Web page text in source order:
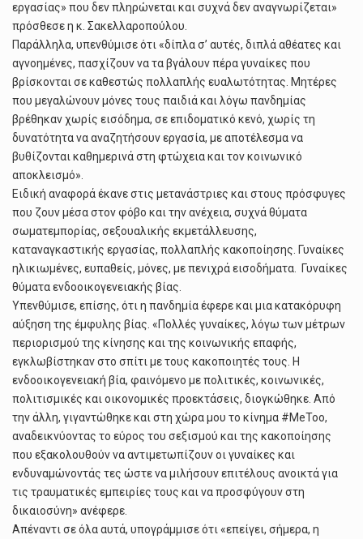
εργασίας» που δεν πληρώνεται και συχνά δεν αναγνωρίζεται»
πρόσθεσε η κ. Σακελλαροπούλου.
Παράλληλα, υπενθύμισε ότι «δίπλα σ’ αυτές, διπλά αθέατες και
αγνοημένες, πασχίζουν να τα βγάλουν πέρα γυναίκες που
βρίσκονται σε καθεστώς πολλαπλής ευαλωτότητας. Μητέρες
που μεγαλώνουν μόνες τους παιδιά και λόγω πανδημίας
βρέθηκαν χωρίς εισόδημα, σε επιδοματικό κενό, χωρίς τη
δυνατότητα να αναζητήσουν εργασία, με αποτέλεσμα να
βυθίζονται καθημερινά στη φτώχεια και τον κοινωνικό
αποκλεισμό».
Ειδική αναφορά έκανε στις μετανάστριες και στους πρόσφυγες
που ζουν μέσα στον φόβο και την ανέχεια, συχνά θύματα
σωματεμπορίας, σεξουαλικής εκμετάλλευσης,
καταναγκαστικής εργασίας, πολλαπλής κακοποίησης. Γυναίκες
ηλικιωμένες, ευπαθείς, μόνες, με πενιχρά εισοδήματα. Γυναίκες
θύματα ενδοοικογενειακής βίας.
Υπενθύμισε, επίσης, ότι η πανδημία έφερε και μια κατακόρυφη
αύξηση της έμφυλης βίας. «Πολλές γυναίκες, λόγω των μέτρων
περιορισμού της κίνησης και της κοινωνικής επαφής,
εγκλωβίστηκαν στο σπίτι με τους κακοποιητές τους. Η
ενδοοικογενειακή βία, φαινόμενο με πολιτικές, κοινωνικές,
πολιτισμικές και οικονομικές προεκτάσεις, διογκώθηκε. Από
την άλλη, γιγαντώθηκε και στη χώρα μου το κίνημα #MeToo,
αναδεικνύοντας το εύρος του σεξισμού και της κακοποίησης
που εξακολουθούν να αντιμετωπίζουν οι γυναίκες και
ενδυναμώνοντάς τες ώστε να μιλήσουν επιτέλους ανοικτά για
τις τραυματικές εμπειρίες τους και να προσφύγουν στη
δικαιοσύνη» ανέφερε.
Απέναντι σε όλα αυτά, υπογράμμισε ότι «επείγει, σήμερα, η